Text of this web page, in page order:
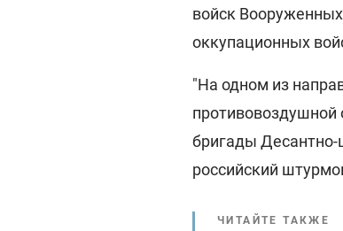
войск
оккупационных
"На одном из
противовоздушной
бригады
российский
ЧИТАЙТЕ ТАКЖЕ